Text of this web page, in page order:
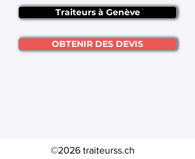
Traiteurs à Genève
OBTENIR DES DEVIS
©2026 traiteurss.ch